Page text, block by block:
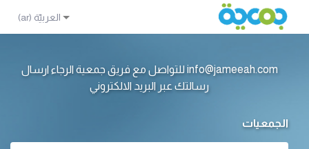
info@jameeah.com للتواصل مع فريق جمعية الرجاء ارسال
رسالتك عبر البريد الالكتروني
الجمعيات